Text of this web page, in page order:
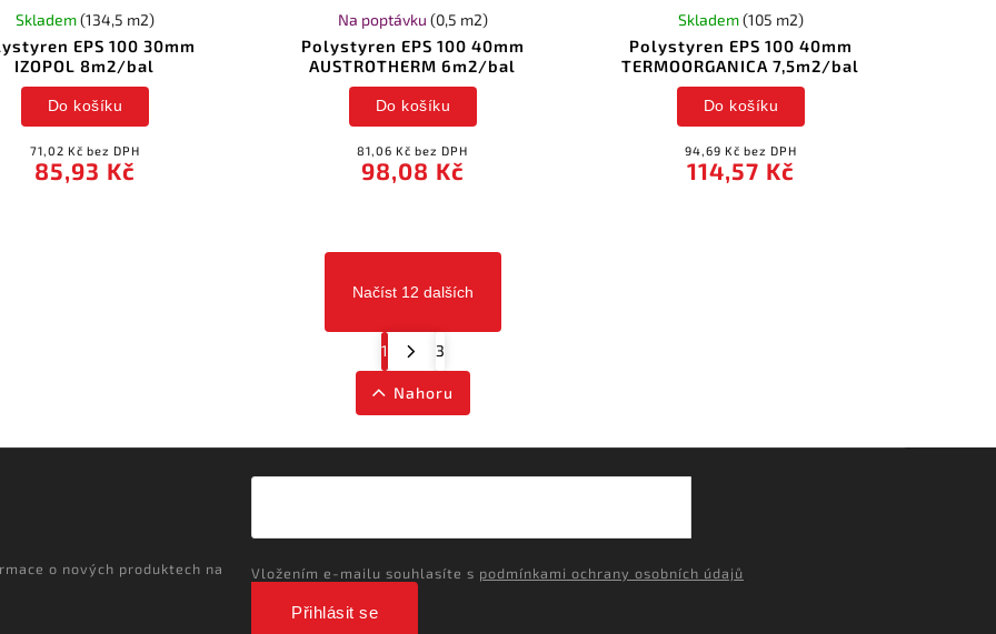
EPS 100 30mm
IZOPOL 8m2/bal
Skladem(134,5 m2)
71,02 Kč bez DPH
85,93 Kč
Do košíku
Polystyren EPS 100 40mm
AUSTROTHERM 6m2/bal
Na poptávku (0,5 m2)
81,06 Kč bez DPH
98,08 Kč
Do košíku
Polystyren EPS 100 40mm
TERMOORGANICA 7,5m2/bal
Skladem(105 m2)
94,69 Kč bez DPH
114,57 Kč
Do košíku
Načíst 12 dalších
1 3
Nahoru
o nových produktech na Vložením e-mailu souhlasíte s podmínkami ochrany osobních údajů
Přihlásit se